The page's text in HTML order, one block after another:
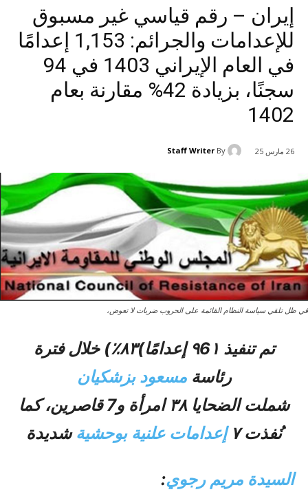
إيران – رقم قياسي غير مسبوق
للإعدامات والجرائم: 1,153 إعدامًا
في العام الإيراني 1403 في 94
سجنًا، بزيادة 42% مقارنة بعام
1402
26 مارس 25 By
Staff Writer
في ظل تلقي سياسة النظام القائمة على الحروب ضربات لا تعوض،
تم تنفيذ ۹6۱ إعدامًا)۸۳٪) خلال فترة
رئاسةمسعود بزشكيان
شملت الضحايا ۳۸ امرأة و7 قاصرين، كما
نُفذت ۷ إعدامات علنية بوحشية شديدة
السيدة مريم رجوي: